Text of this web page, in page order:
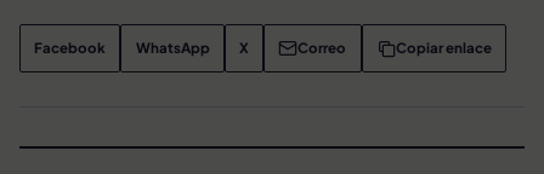
Facebook WhatsApp X Correo Copiar enlace